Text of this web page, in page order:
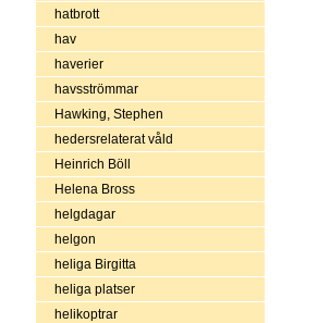
hatbrott
hav
haverier
havsströmmar
Hawking, Stephen
hedersrelaterat våld
Heinrich Böll
Helena Bross
helgdagar
helgon
heliga Birgitta
heliga platser
helikoptrar